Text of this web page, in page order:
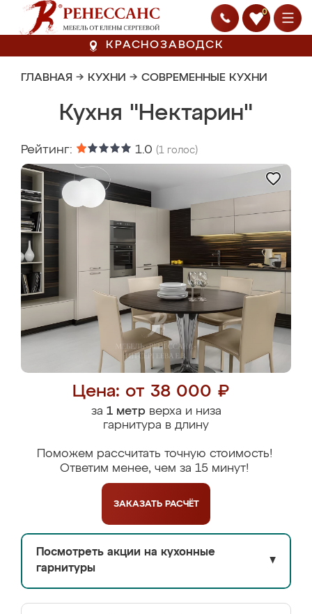
0
КРАСНОЗАВОДСК
ГЛАВНАЯ → КУХНИ → СОВРЕМЕННЫЕ КУХНИ
Кухня "Нектарин"
Рейтинг: 1.0 (1 голос)
Цена: от 38 000 ₽
за 1 метрверха и низа
гарнитура в длину
Поможем рассчитать точную стоимость!
Ответим менее, чем за 15 минут!
ЗАКАЗАТЬ РАСЧЁТ
Посмотреть акции на кухонные
гарнитуры
▼